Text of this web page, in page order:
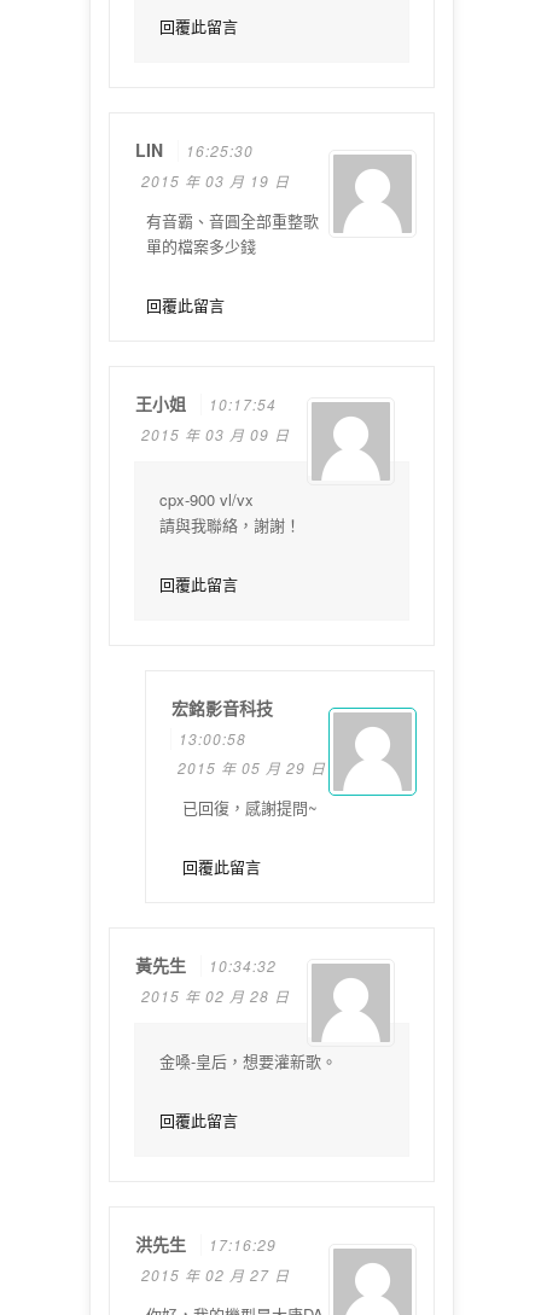
回覆此留言
LIN
16:25:30
2015 年 03 月 19 日
有音霸、音圓全部重整歌
單的檔案多少錢
回覆此留言
王小姐
10:17:54
2015 年 03 月 09 日
cpx-900 vl/vx
請與我聯絡，謝謝！
回覆此留言
宏銘影音科技
13:00:58
2015 年 05 月 29 日
已回復，感謝提問~
回覆此留言
黃先生
10:34:32
2015 年 02 月 28 日
金嗓-皇后，想要灌新歌。
回覆此留言
洪先生
17:16:29
2015 年 02 月 27 日